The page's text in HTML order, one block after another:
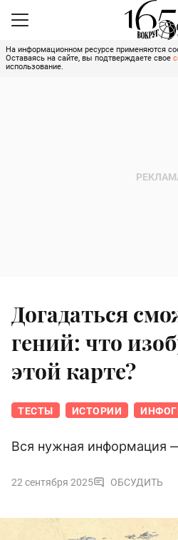
На информационном ресурсе применяются
Оставаясь на сайте, вы подтверждаете свое
использование.
Догадаться
гений: что
этой карте?
ТЕСТЫ ИСТОРИИ
Вся нужная информация
22 сентября 2025 ОБСУДИТЬ